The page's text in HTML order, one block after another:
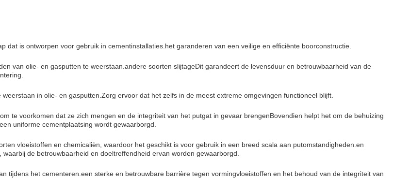
dat is ontworpen voor gebruik in cementinstallaties.het garanderen van een veilige en efficiënte boorconstructie.
van olie- en gasputten te weerstaan.andere soorten slijtageDit garandeert de levensduur en betrouwbaarheid van de
in olie- en gasputten.Zorg ervoor dat het zelfs in de meest extreme omgevingen functioneel blijft.
te voorkomen dat ze zich mengen en de integriteit van het putgat in gevaar brengenBovendien helpt het om de behuizing
uniforme cementplaatsing wordt gewaarborgd.
vloeistoffen en chemicaliën, waardoor het geschikt is voor gebruik in een breed scala aan putomstandigheden.en
de betrouwbaarheid en doeltreffendheid ervan worden gewaarborgd.
tijdens het cementeren.een sterke en betrouwbare barrière tegen vormingvloeistoffen en het behoud van de integriteit van